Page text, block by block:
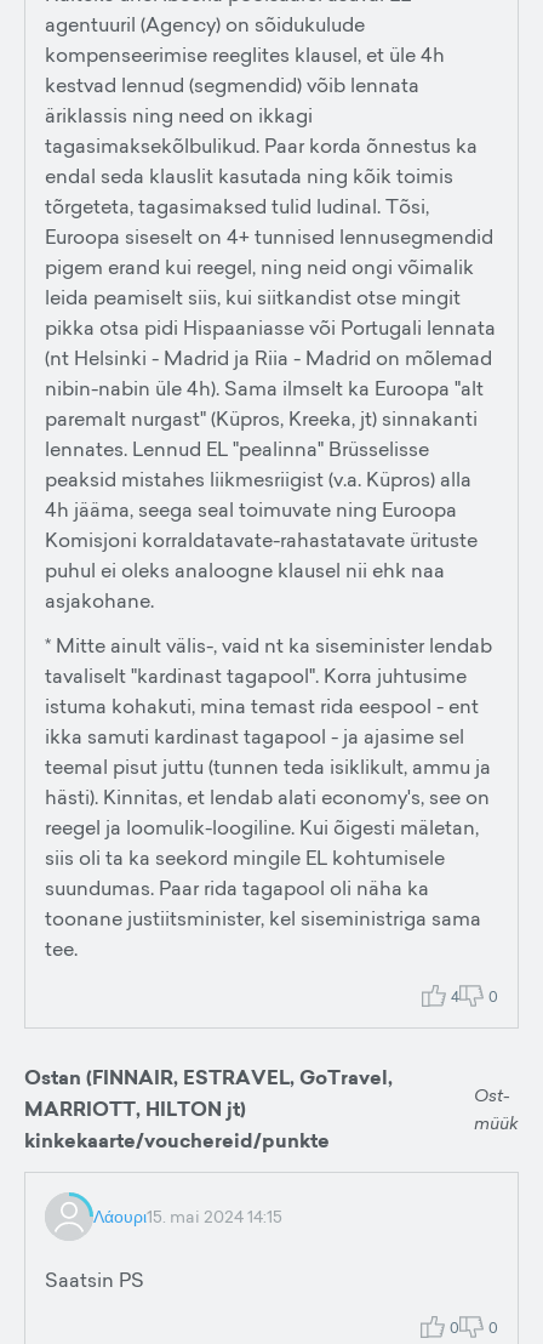
agentuuril (Agency) on sõidukulude
kompenseerimise reeglites klausel, et üle 4h
kestvad lennud (segmendid) võib lennata
äriklassis ning need on ikkagi
tagasimaksekõlbulikud. Paar korda õnnestus ka
endal seda klauslit kasutada ning kõik toimis
tõrgeteta, tagasimaksed tulid ludinal. Tõsi,
Euroopa siseselt on 4+ tunnised lennusegmendid
pigem erand kui reegel, ning neid ongi võimalik
leida peamiselt siis, kui siitkandist otse mingit
pikka otsa pidi Hispaaniasse või Portugali lennata
(nt Helsinki - Madrid ja Riia - Madrid on mõlemad
nibin-nabin üle 4h). Sama ilmselt ka Euroopa "alt
paremalt nurgast" (Küpros, Kreeka, jt) sinnakanti
lennates. Lennud EL "pealinna" Brüsselisse
peaksid mistahes liikmesriigist (v.a. Küpros) alla
4h jääma, seega seal toimuvate ning Euroopa
Komisjoni korraldatavate-rahastatavate ürituste
puhul ei oleks analoogne klausel nii ehk naa
asjakohane.
* Mitte ainult välis-, vaid nt ka siseminister lendab
tavaliselt "kardinast tagapool". Korra juhtusime
istuma kohakuti, mina temast rida eespool - ent
ikka samuti kardinast tagapool - ja ajasime sel
teemal pisut juttu (tunnen teda isiklikult, ammu ja
hästi). Kinnitas, et lendab alati economy's, see on
reegel ja loomulik-loogiline. Kui õigesti mäletan,
siis oli ta ka seekord mingile EL kohtumisele
suundumas. Paar rida tagapool oli näha ka
toonane justiitsminister, kel siseministriga sama
tee.
4 0
Ostan (FINNAIR, ESTRAVEL, GoTravel,
MARRIOTT, HILTON jt)
kinkekaarte/vouchereid/punkte
Ost-
müük
Λάουρι15. mai 2024 14:15
Saatsin PS
0 0